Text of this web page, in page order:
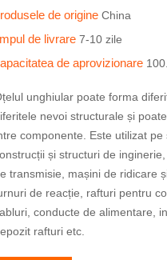
de origineChina
de livrare7-10 zile
de aprovizionare
unghiular poate forma
nevoi structurale și
componente. Este utilizat
și structuri de
transmisie, mașini de ridicare
de reacție, rafturi pentru
conducte de alimentare,
rafturi etc.